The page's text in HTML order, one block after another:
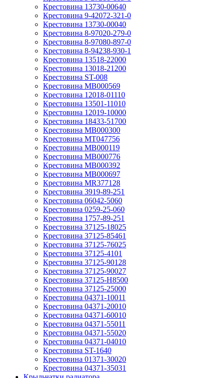
Крестовина 13730-00640
Крестовина 9-42072-321-0
Крестовина 13730-00040
Крестовина 8-97020-279-0
Крестовина 8-97080-897-0
Крестовина 8-94238-930-1
Крестовина 13518-22000
Крестовина 13018-21200
Крестовина ST-008
Крестовина MB000569
Крестовина 12018-01110
Крестовина 13501-11010
Крестовина 12019-10000
Крестовина 18433-51700
Крестовина MB000300
Крестовина MT047756
Крестовина MB000119
Крестовина MB000776
Крестовина MB000392
Крестовина MB000697
Крестовина MR377128
Крестовина 3919-89-251
Крестовина 06042-5060
Крестовина 0259-25-060
Крестовина 1757-89-251
Крестовина 37125-18025
Крестовина 37125-85461
Крестовина 37125-76025
Крестовина 37125-4101
Крестовина 37125-90128
Крестовина 37125-90027
Крестовина 37125-H8500
Крестовина 37125-25000
Крестовина 04371-10011
Крестовина 04371-20010
Крестовина 04371-60010
Крестовина 04371-55011
Крестовина 04371-55020
Крестовина 04371-04010
Крестовина ST-1640
Крестовина 01371-30020
Крестовина 04371-35031